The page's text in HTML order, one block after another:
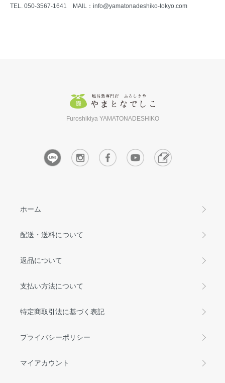
TEL. 050-3567-1641 MAIL： info@yamatonadeshiko-tokyo.com
Furoshikiya YAMATONADESHIKO
ホーム
配送・送料について
返品について
支払い方法について
特定商取引法に基づく表記
プライバシーポリシー
マイアカウント